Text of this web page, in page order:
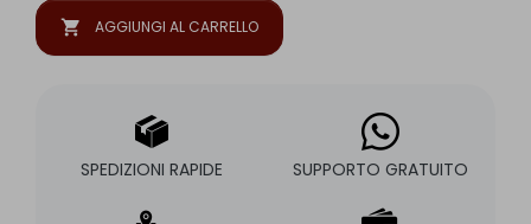
shopping_cart AGGIUNGI AL CARRELLO
SPEDIZIONI RAPIDE SUPPORTO GRATUITO